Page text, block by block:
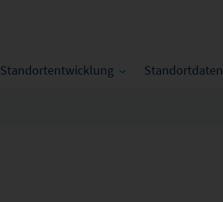
Standortentwicklung Standortdaten